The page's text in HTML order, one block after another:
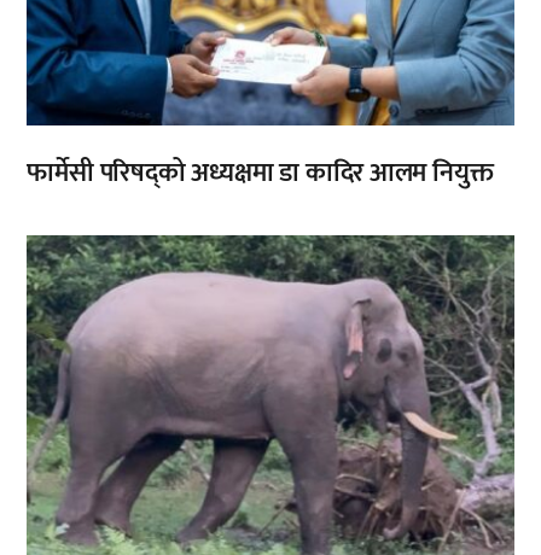
फार्मेसी परिषद्को अध्यक्षमा डा कादिर आलम नियुक्त
,